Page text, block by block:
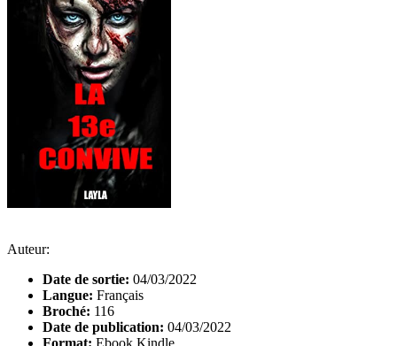
Auteur:
Date de sortie: 04/03/2022
Langue: Français
Broché: 116
Date de publication: 04/03/2022
Format: Ebook Kindle